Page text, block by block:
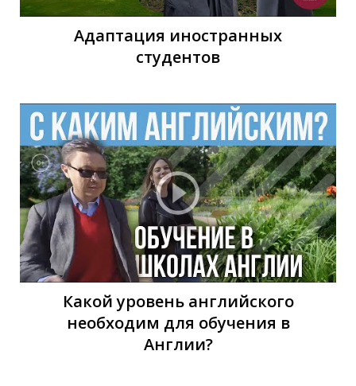
С
Адаптация иностранных
студентов
Какой уровень английского
необходим для обучения в
Англии?